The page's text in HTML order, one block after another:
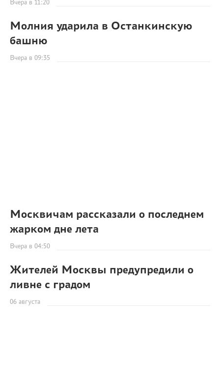
Вчера в 11:20
Молния ударила в Останкинскую
башню
Вчера в 09:35
Москвичам рассказали о последнем
жарком дне лета
Вчера в 04:50
Жителей Москвы предупредили о
ливне с градом
06 августа